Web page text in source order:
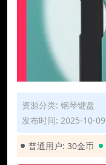
资源分类: 钢琴键盘
发布时间: 2025-10-09
普通用户: 30金币